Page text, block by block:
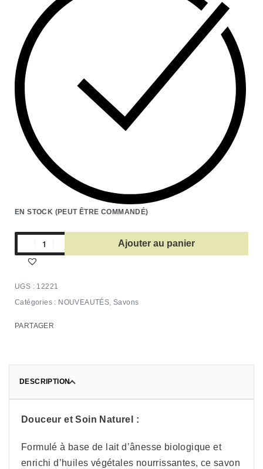
EN STOCK (PEUT ÊTRE COMMANDÉ)
Ajouter au panier
12221
Catégories : NOUVEAUTÉS,Savons
PARTAGER
DESCRIPTION
Douceur et Soin Naturel :
Formulé à base de lait d’ânesse biologique et
enrichi d’huiles végétales nourrissantes, ce savon